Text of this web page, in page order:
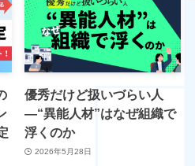
優秀だけど扱いづらい人
―“異能人材”はなぜ組織で
浮くのか
2026年5月28日